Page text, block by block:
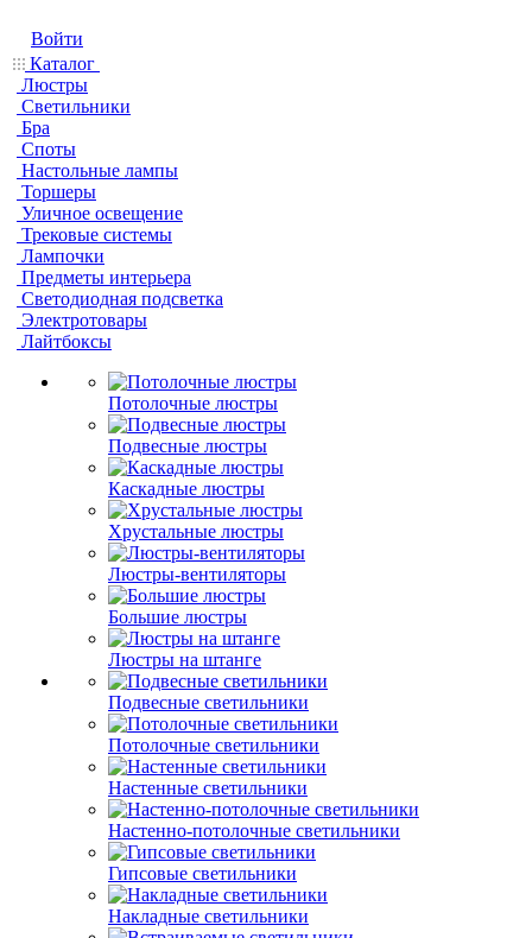
Войти
Каталог
Люстры
Светильники
Бра
Споты
Настольные лампы
Торшеры
Уличное освещение
Трековые системы
Лампочки
Предметы интерьера
Светодиодная подсветка
Электротовары
Лайтбоксы
Потолочные люстры
Подвесные люстры
Каскадные люстры
Хрустальные люстры
Люстры-вентиляторы
Большие люстры
Люстры на штанге
Подвесные светильники
Потолочные светильники
Настенные светильники
Настенно-потолочные светильники
Гипсовые светильники
Накладные светильники